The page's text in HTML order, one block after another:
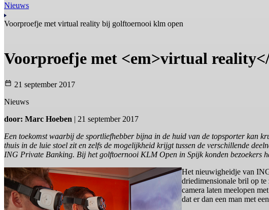
Nieuws
Voorproefje met virtual reality bij golftoernooi klm open
Voorproefje met <em>virtual
21 september 2017
Nieuws
door: Marc Hoeben | 21 september 2017
Een toekomst waarbij de sportliefhebber bijna in de huid van de topsporter kan
thuis in de luie stoel zit en zelfs de mogelijkheid krijgt tussen de verschillende
ING Private Banking. Bij het golftoernooi KLM Open in Spijk konden bezoekers
Het nieuwigheidje van
driedimensionale bril op te
camera laten meelopen
dat er dan een man met